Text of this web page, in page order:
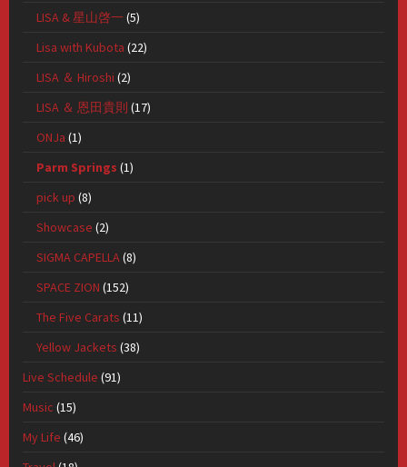
LISA & 星山啓一(5)
Lisa with Kubota (22)
LISA ＆ Hiroshi (2)
LISA ＆ 恩田貴則 (17)
ONJa (1)
Parm Springs (1)
pick up (8)
Showcase (2)
SIGMA CAPELLA(8)
SPACE ZION (152)
The Five Carats (11)
Yellow Jackets (38)
Live Schedule (91)
Music (15)
My Life (46)